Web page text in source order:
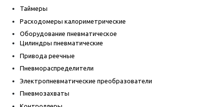
Таймеры
Расходомеры калориметрические
Оборудование пневматическое
Цилиндры пневматические
Привода реечные
Пневмораспределители
Электропневматические преобразователи
Пневмозахваты